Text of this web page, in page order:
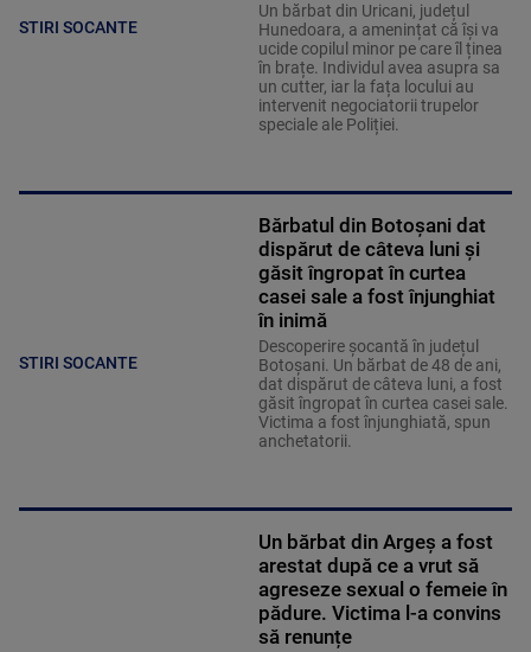
STIRI SOCANTE
Un bărbat din Uricani, județul
Hunedoara, a amenințat că își va
ucide copilul minor pe care îl ținea
în brațe. Individul avea asupra sa
un cutter, iar la fața locului au
intervenit negociatorii trupelor
speciale ale Poliției.
STIRI SOCANTE
Bărbatul din Botoșani dat
dispărut de câteva luni și
găsit îngropat în curtea
casei sale a fost înjunghiat
în inimă
Descoperire șocantă în județul
Botoșani. Un bărbat de 48 de ani,
dat dispărut de câteva luni, a fost
găsit îngropat în curtea casei sale.
Victima a fost înjunghiată, spun
anchetatorii.
Un bărbat din Argeș a fost
arestat după ce a vrut să
agreseze sexual o femeie în
pădure. Victima l-a convins
să renunțe